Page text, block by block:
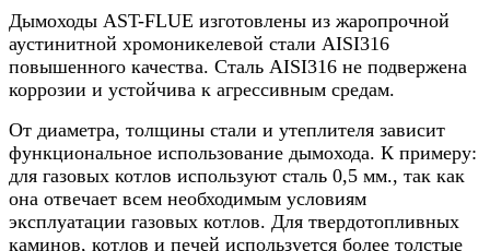
Дымоходы AST-FLUE изготовлены из жаропрочной
аустинитной хромоникелевой стали AISI316
повышенного качества. Сталь AISI316 не подвержена
коррозии и устойчива к агрессивным средам.
От диаметра, толщины стали и утеплителя зависит
функциональное использование дымохода. К примеру:
для газовых котлов используют сталь 0,5 мм., так как
она отвечает всем необходимым условиям
эксплуатации газовых котлов. Для твердотопливных
каминов, котлов и печей используется более толстые